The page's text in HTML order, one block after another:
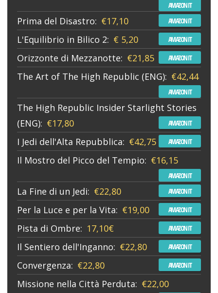
AMAZON IT
Prima del Disastro: €17,10 AMAZON IT
L'Equilibrio in Bilico 2: € 5,20 AMAZON IT
Orizzonte di Mezzanotte: €21,85 AMAZON IT
The Art of The High Republic (ENG): €42,44
AMAZON IT
The High Republic Insider Starlight Stories
(ENG): €17,80 AMAZON IT
I Jedi dell'Alta Repubblica: €42,75 AMAZON IT
Il Mostro del Picco del Tempio: €16,15
AMAZON IT
La Fine di un Jedi: €22,80 AMAZON IT
Per la Luce e per la Vita: €19,00 AMAZON IT
Pista di Ombre: 17,10€ AMAZON IT
Il Sentiero dell'Inganno: €22,80 AMAZON IT
Convergenza: €22,80 AMAZON IT
Missione nella Città Perduta: €22,00